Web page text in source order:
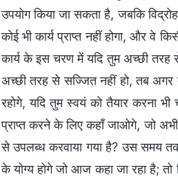
उपयोग किया जा सकता है, जबकि
कोई भी कार्य प्राप्त नहीं होगा, और वे
कार्य के इस चरण में यदि तुम अच्छी
अच्छी तरह से सज्जित नहीं हो, तब अगर
रहोगे, यदि तुम स्वयं को तैयार करना
प्राप्त करने के लिए कहाँ जाओगे, जो
से उपलब्ध करवाया गया है? उस समय
के योग्य होगे जो आज कहा जा रहा है;